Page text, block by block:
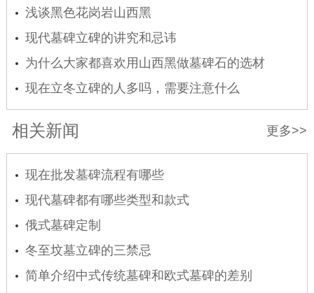
浅谈黑色花岗岩山西黑
现代墓碑立碑的讲究和忌讳
为什么大家都喜欢用山西黑做墓碑石的选材
现在立冬立碑的人多吗，需要注意什么
更多>>
相关新闻
现在批发墓碑流程有哪些
现代墓碑都有哪些类型和款式
俄式墓碑定制
冬至坟墓立碑的三禁忌
简单介绍中式传统墓碑和欧式墓碑的差别